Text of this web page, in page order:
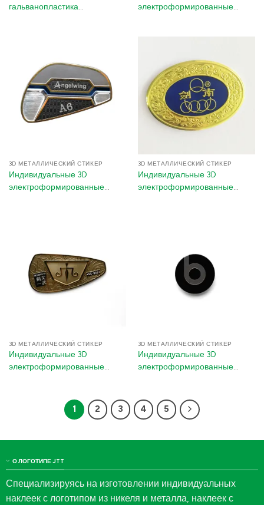
гальванопластика
электроформированные
бытовой техники
3D МЕТАЛЛИЧЕСКИЙ СТИКЕР
Индивидуальные 3D
электроформированные
3D МЕТАЛЛИЧЕСКИЙ СТИКЕР
Индивидуальные 3D
электроформированные
3D МЕТАЛЛИЧЕСКИЙ СТИКЕР
Индивидуальные 3D
электроформированные
переводные декали с клеем
3M для гольф-клубов и
3D МЕТАЛЛИЧЕСКИЙ СТИКЕР
Индивидуальные 3D
электроформированные
эмблемы с клеем 3M для
подарочных коробок и
1 2 3 4 5
О ЛОГОТИПЕ JTT
Специализируясь на изготовлении индивидуальных
наклеек с логотипом из никеля и металла, наклеек с